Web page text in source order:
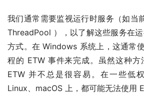
我们通常需要监视运行时服务（如当
ThreadPool ），以了解这些服务在
方式。在 Windows 系统上，这通常
程的 ETW 事件来完成。虽然这种方
ETW 并不总是很容易。在一些低
Linux、macOS 上，都可能无法使用